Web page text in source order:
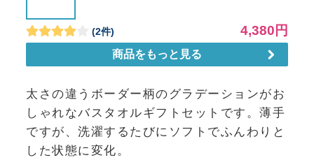
太さの違うボーダー柄のグラデーションがお
しゃれなバスタオルギフトセットです。薄手
ですが、洗濯するたびにソフトでふんわりと
した状態に変化。